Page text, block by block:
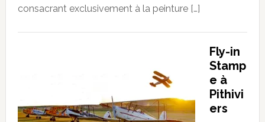
consacrant exclusivement à la peinture […]
Fly-in
Stamp
e à
Pithivi
ers